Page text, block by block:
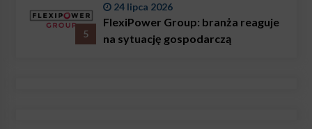
5
24 lipca 2026
FlexiPower Group: branża reaguje
na sytuację gospodarczą